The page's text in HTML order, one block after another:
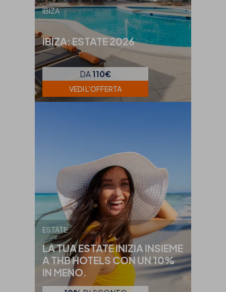
IBIZA
IBIZA: ESTATE 2026
DA 110€
VEDI L'OFFERTA
ESTATE
LA TUA ESTATE INIZIA INSIEME
A THB HOTELS CON UN 10%
IN MENO.